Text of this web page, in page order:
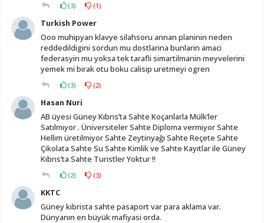
(3) (1)
Turkish Power
Ooo muhipyan klavye silahsoru annan planinin neden
reddedildigini sordun mu dostlarina bunlarin amaci
federasyin mu yoksa tek tarafli simartilmanin meyvelerini
yemek mi birak otu boku calisip uretmeyi ogren
(3) (2)
Hasan Nuri
AB üyesi Güney Kıbrıs’ta Sahte Koçanlarla Mülk’ler
Satılmıyor . Üniversiteler Sahte Diploma vermiyor Sahte
Hellim üretilmiyor Sahte Zeytinyağı Sahte Reçete Sahte
Çikolata Sahte Su Sahte Kimlik ve Sahte Kayıtlar ile Güney
Kıbrıs’ta Sahte Turistler Yoktur !!
(2) (3)
KKTC
Güney kibrista sahte pasaport var para aklama var.
Dünyanın en büyük mafiyasi orda.